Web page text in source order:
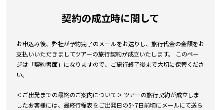
契約の成立時に関して
お申込み後、弊社が予約完了のメールをお送りし、旅行代金の金額をお
支払いいただきましてツアーの旅行契約が成立いたします。 このペー
ジは「契約書面」になりますので、ご旅行終了後まで大切に保管くださ
い。
＜ご出発までの最終のご案内について＞ ツアーの旅行契約が成立しま
したお客様には、最終行程表をご出発日の5~7日前頃にメールにて送ら